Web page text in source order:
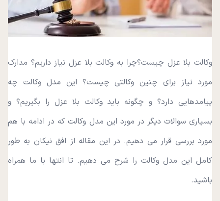
وکالت بلا عزل چیست؟چرا به وکالت بلا عزل نیاز داریم؟ مدارک
مورد نیاز برای چنین وکالتی چیست؟ این مدل وکالت چه
پیامدهایی دارد؟ و چگونه باید وکالت بلا عزل را بگیریم؟ و
بسیاری سوالات دیگر در مورد این مدل وکالت که در ادامه با هم
مورد بررسی قرار می دهیم. در این مقاله از افق نیکان به طور
کامل این مدل وکالت را شرح می دهیم. تا انتها با ما همراه
باشید.